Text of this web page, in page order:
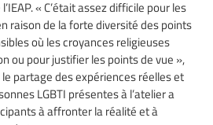
« C’était assez difficile pour les
raison de la forte diversité des points
où les croyances religieuses
ou pour justifier les points de vue »,
partage des expériences réelles et
LGBTI présentes à l’atelier a
à affronter la réalité et à